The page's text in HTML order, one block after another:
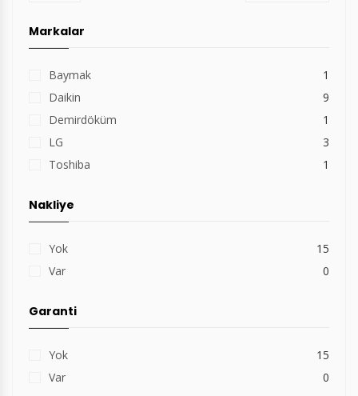
Markalar
Baymak
1
Daikin
9
Demirdöküm
1
LG
3
Toshiba
1
Nakliye
Yok
15
Var
0
Garanti
Yok
15
Var
0